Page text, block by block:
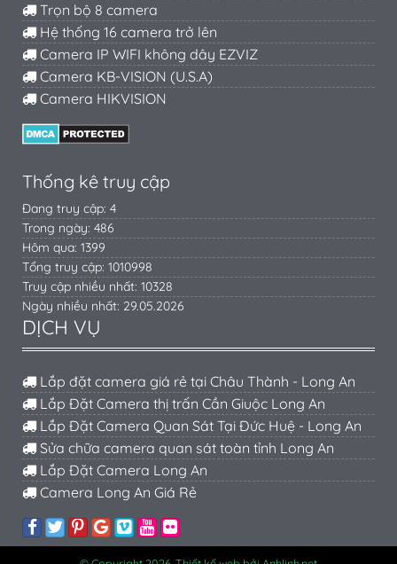
Trọn bộ 8 camera
Hệ thống 16 camera trở lên
Camera IP WIFI không dây EZVIZ
Camera KB-VISION (U.S.A)
Camera HIKVISION
Thống kê truy cập
Đang truy cập: 4
Trong ngày: 486
Hôm qua: 1399
Tổng truy cập: 1010998
Truy cập nhiều nhất: 10328
Ngày nhiều nhất: 29.05.2026
DỊCH VỤ
Lắp đặt camera giá rẻ tại Châu Thành - Long An
Lắp Đặt Camera thị trấn Cần Giuộc Long An
Lắp Đặt Camera Quan Sát Tại Đức Huệ - Long An
Sửa chữa camera quan sát toàn tỉnh Long An
Lắp Đặt Camera Long An
Camera Long An Giá Rẻ